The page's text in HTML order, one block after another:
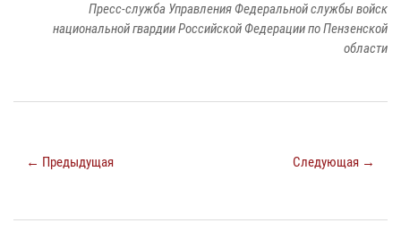
Пресс-служба Управления Федеральной службы войск
национальной гвардии Российской Федерации по Пензенской
области
← Предыдущая Следующая →